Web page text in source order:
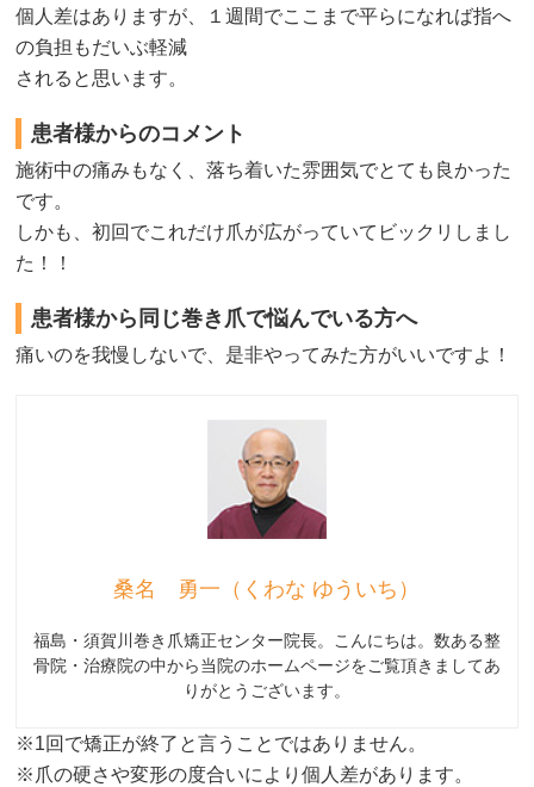
個人差はありますが、１週間でここまで平らになれば指へ
の負担もだいぶ軽減
されると思います。
患者様からのコメント
施術中の痛みもなく、落ち着いた雰囲気でとても良かった
です。
しかも、初回でこれだけ爪が広がっていてビックリしまし
た！！
患者様から同じ巻き爪で悩んでいる方へ
痛いのを我慢しないで、是非やってみた方がいいですよ！
桑名 勇一（くわな ゆういち）
福島・須賀川巻き爪矯正センター院長。こんにちは。数ある整
骨院・治療院の中から当院のホームページをご覧頂きましてあ
りがとうございます。
※1回で矯正が終了と言うことではありません。
※爪の硬さや変形の度合いにより個人差があります。